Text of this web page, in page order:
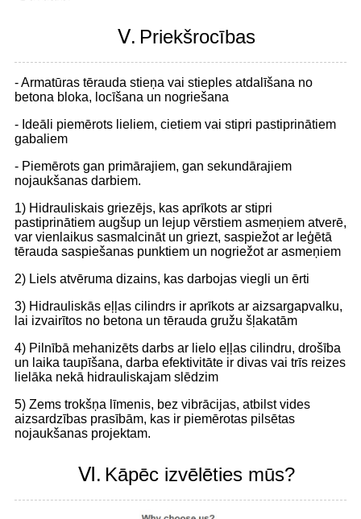
Ⅴ. Priekšrocības
- Armatūras tērauda stieņa vai stieples atdalīšana no
betona bloka, locīšana un nogriešana
- Ideāli piemērots lieliem, cietiem vai stipri pastiprinātiem
gabaliem
- Piemērots gan primārajiem, gan sekundārajiem
nojaukšanas darbiem.
1) Hidrauliskais griezējs, kas aprīkots ar stipri
pastiprinātiem augšup un lejup vērstiem asmeņiem atverē,
var vienlaikus sasmalcināt un griezt, saspiežot ar leģētā
tērauda saspiešanas punktiem un nogriežot ar asmeņiem
2) Liels atvēruma dizains, kas darbojas viegli un ērti
3) Hidrauliskās eļļas cilindrs ir aprīkots ar aizsargapvalku,
lai izvairītos no betona un tērauda gružu šļakatām
4) Pilnībā mehanizēts darbs ar lielo eļļas cilindru, drošība
un laika taupīšana, darba efektivitāte ir divas vai trīs reizes
lielāka nekā hidrauliskajam slēdzim
5) Zems trokšņa līmenis, bez vibrācijas, atbilst vides
aizsardzības prasībām, kas ir piemērotas pilsētas
nojaukšanas projektam.
Ⅵ. Kāpēc izvēlēties mūs?